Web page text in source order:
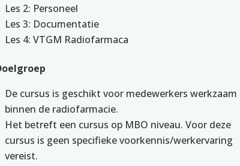
Les 2: Personeel
Les 3: Documentatie
Les 4: VTGM Radiofarmaca
De cursus is geschikt voor medewerkers werkzaam
binnen de radiofarmacie.
Het betreft een cursus op MBO niveau. Voor deze
cursus is geen specifieke voorkennis/werkervaring
vereist.